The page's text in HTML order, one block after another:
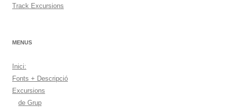
Track Excursions
MENUS
Inici:
Fonts + Descripció
Excursions
de Grup